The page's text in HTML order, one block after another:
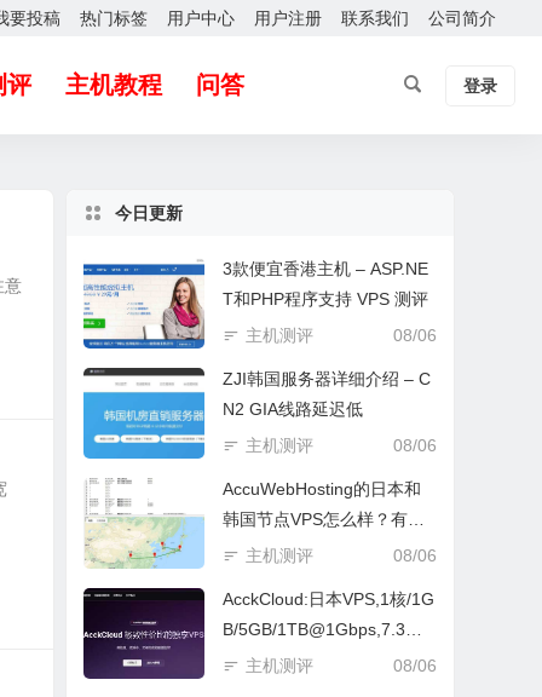
要投稿 热门标签 用户中心 用户注册 联系我们 公司简介
评 主机教程 问答 登录
意
今日更新
3款便宜香港主机 – ASP.NE
T和PHP程序支持 VPS 测评
08/06
主机测评
ZJI韩国服务器详细介绍 – C
N2 GIA线路延迟低
08/06
主机测评
AccuWebHosting的日本和
韩国节点VPS怎么样？有实
测测评吗？
08/06
主机测评
AcckCloud:日本VPS,1核/1G
B/5GB/1TB@1Gbps,7.3元/
月 测评
08/06
主机测评